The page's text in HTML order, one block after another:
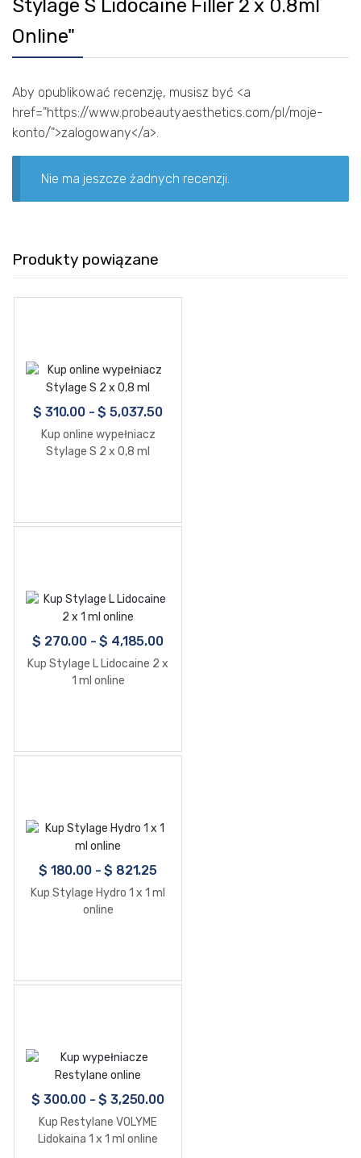
Stylage S Lidocaine Filler 2 x 0.8ml
Online"
Aby opublikować recenzję, musisz być <a
href="https://www.probeautyaesthetics.com/pl/moje-
konto/">zalogowany</a>.
Nie ma jeszcze żadnych recenzji.
Produkty powiązane
$ 310.00-$ 5,037.50
Kup online wypełniacz
Stylage S 2 x 0,8 ml
$ 270.00-$ 4,185.00
Kup Stylage L Lidocaine 2 x
1 ml online
$ 180.00-$ 821.25
Kup Stylage Hydro 1 x 1 ml
online
$ 300.00-$ 3,250.00
Kup Restylane VOLYME
Lidokaina 1 x 1 ml online